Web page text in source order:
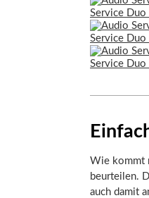
Wie kommt
beurteilen.
auch damit